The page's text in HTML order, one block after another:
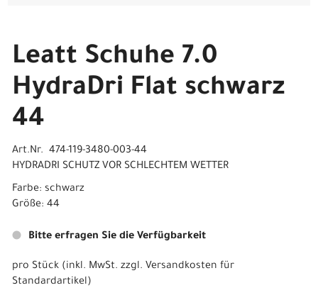
Leatt Schuhe 7.0
HydraDri Flat schwarz
44
Art.Nr. 474-119-3480-003-44
HYDRADRI SCHUTZ VOR SCHLECHTEM WETTER
Farbe: schwarz
Größe: 44
Bitte erfragen Sie die Verfügbarkeit
pro Stück (inkl. MwSt. zzgl. Versandkosten für
Standardartikel)